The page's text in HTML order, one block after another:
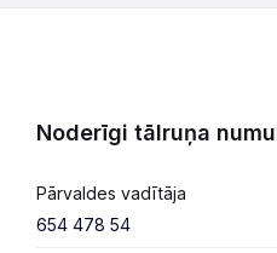
Noderīgi tālruņa
Pārvaldes vadītāja
654 478 54